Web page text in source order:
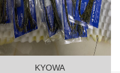
KYOWA